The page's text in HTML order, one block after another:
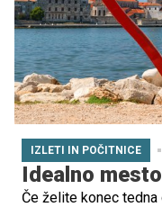
IZLETI IN POČITNICE
Idealno
Če želite konec